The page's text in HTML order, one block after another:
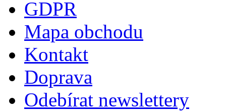
GDPR
Mapa obchodu
Kontakt
Doprava
Odebírat newslettery